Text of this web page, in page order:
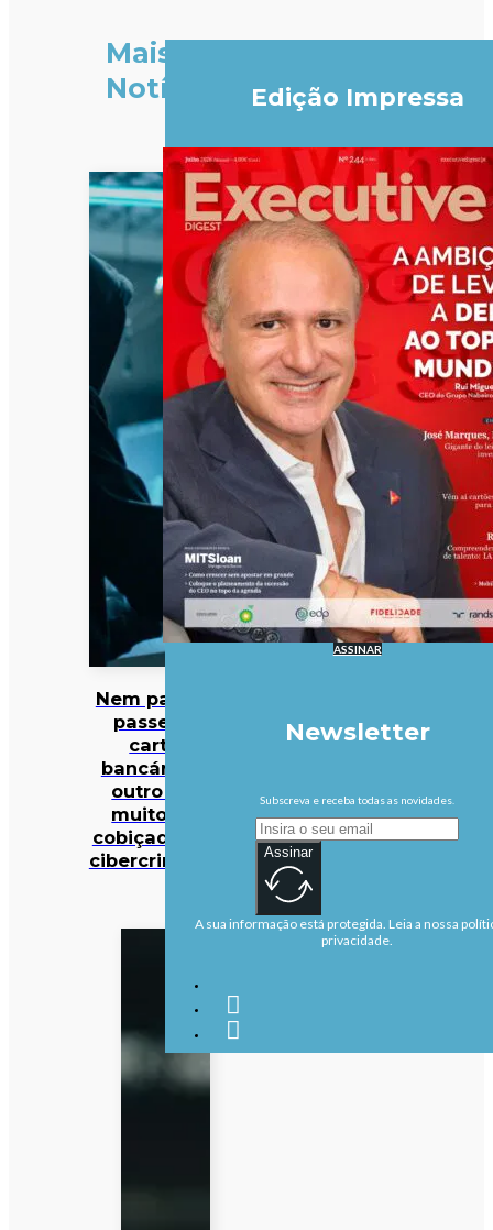
Mais
Notícias
Nem palavras-
passe nem
cartões
bancários: há
outro dado
muito mais
cobiçado pelos
cibercriminosos
Edição Impressa
ASSINAR
Newsletter
Subscreva e receba todas as novidades.
Assinar
A sua informação está protegida. Leia a nossa
privacidade.